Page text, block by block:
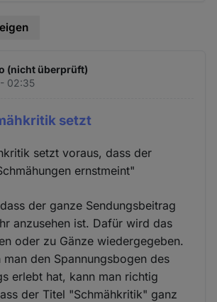
(nicht überprüft)
02:35
setzt
setzt voraus, dass der
ernstmeint"
der ganze Sendungsbeitrag
anzusehen ist. Dafür wird das
oder zu Gänze wiedergegeben.
den Spannungsbogen des
erlebt hat, kann man richtig
der Titel "Schmähkritik" ganz